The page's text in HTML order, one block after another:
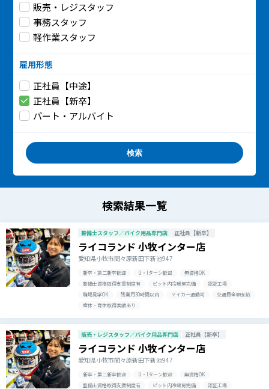
販売・レジスタッフ
事務スタッフ
軽作業スタッフ
雇用形態
正社員【中途】
正社員【新卒】
パート・アルバイト
検索結果一覧
整備士スタッフ／バイク用品専門店 正社員【新卒】
ライコランド 小牧インター店
愛知県小牧市間々原新田下新池947
新卒・第二新卒歓迎 U・Iターン歓迎
無資格OK
整備士資格取得支援制度有
ピット内冷暖房完備
認証工場
職場見学OK
残業月30時間以内 マイカー通勤可
交通費全額支給
産休・育休取得実績あり
販売・レジスタッフ／バイク用品専門店 正社員【新卒】
ライコランド 小牧インター店
愛知県小牧市間々原新田下新池947
新卒・第二新卒歓迎 U・Iターン歓迎
無資格OK
整備士資格取得支援制度有
ピット内冷暖房完備
認証工場